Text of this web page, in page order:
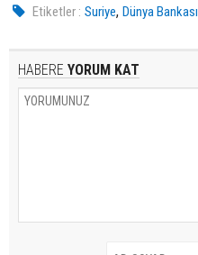
Etiketler : Suriye,Dünya Bankası
HABERE YORUM KAT